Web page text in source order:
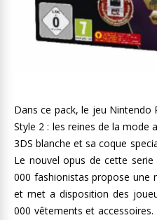
Dans ce pack, le jeu Nintendo
Style 2 : les reines de la mode
3DS blanche et sa coque
Le nouvel opus de cette
000 fashionistas propose une
et met a disposition des
000 vêtements et